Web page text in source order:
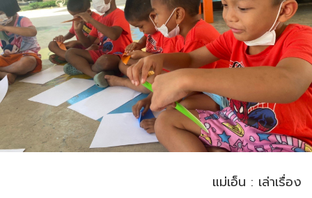
แม่เอ็น : เล่าเรื่อง